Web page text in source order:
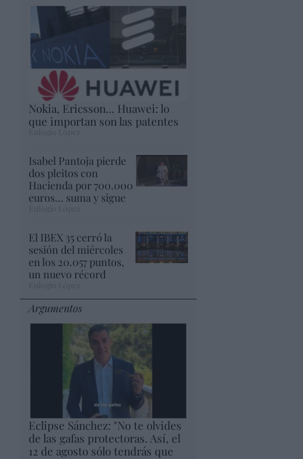
Nokia, Ericsson... Huawei: lo
que importan son las patentes
Eulogio López
Isabel Pantoja pierde
dos pleitos con
Hacienda por 700.000
euros... suma y sigue
El IBEX 35 cerró la
sesión del miércoles
en los 20.057 puntos,
un nuevo récord
Argumentos
Eclipse Sánchez: "No te olvides
de las gafas protectoras. Así, el
12 de agosto sólo tendrás que